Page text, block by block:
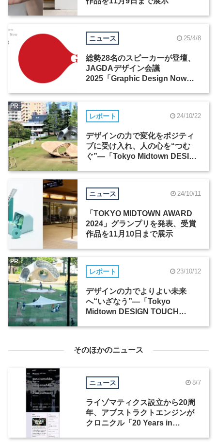
ニュース 25/4/8
総勢28名のスピーカーが登壇、
JAGDAデザイン会議
2025「Graphic Design Now」
レポート 24/10/22
デザインの力で変化をポジティ
ブに受け入れ、人の心を“つむ
ぐ”―「Tokyo Midtown DESIGN
PR
ニュース 24/10/11
「TOKYO MIDTOWN AWARD
2024」グランプリを発表、受賞
作品を11月10日まで展示
レポート 23/10/12
デザインの力でよりよい未来
へ“いざなう”―「Tokyo
Midtown DESIGN TOUCH
PR
そのほかのニュース
ニュース 8/7
ライゾマティクス設立から20周
年、アブストラクトエンジンが
クロニクル「20 Years in